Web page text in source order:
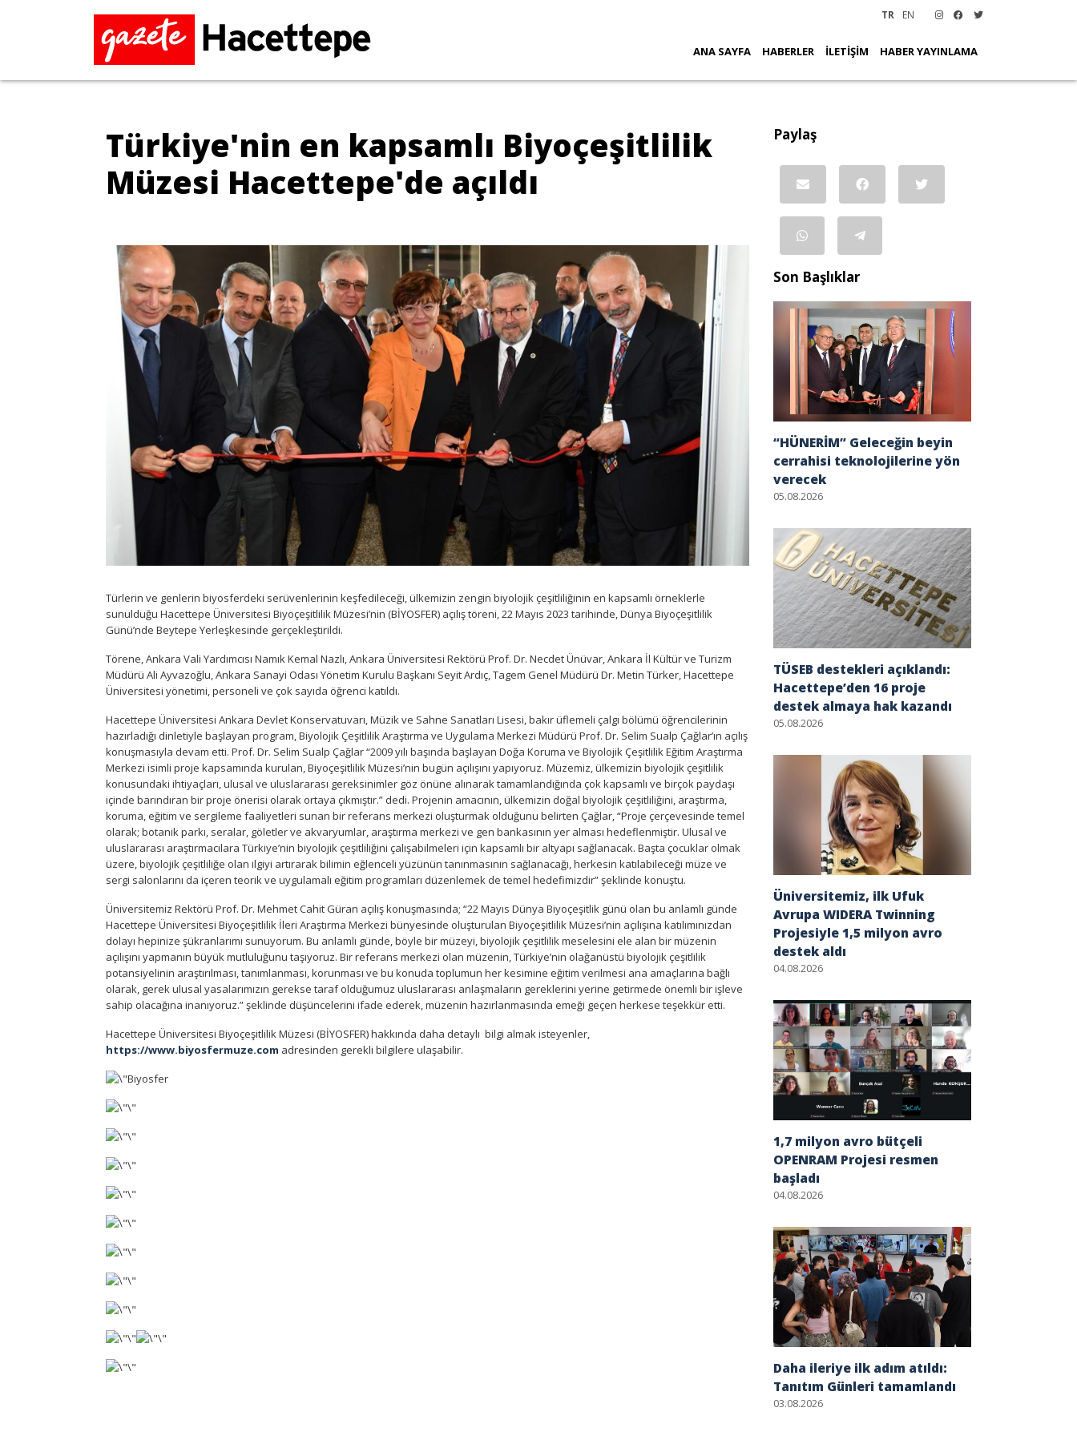
TR EN
ANA SAYFA HABERLER İLETİŞİM HABER YAYINLAMA
Türkiye'nin en kapsamlı Biyoçeşitlilik
Müzesi Hacettepe'de açıldı
Türlerin ve genlerin biyosferdeki serüvenlerinin keşfedileceği, ülkemizin zengin biyolojik çeşitliliğinin en kapsamlı örneklerle
sunulduğu Hacettepe Üniversitesi Biyoçeşitlilik Müzesi’nin (BİYOSFER) açılış töreni, 22 Mayıs 2023 tarihinde, Dünya Biyoçeşitlilik
Günü’nde Beytepe Yerleşkesinde gerçekleştirildi.
Törene, Ankara Vali Yardımcısı Namık Kemal Nazlı, Ankara Üniversitesi Rektörü Prof. Dr. Necdet Ünüvar, Ankara İl Kültür ve Turizm
Müdürü Ali Ayvazoğlu, Ankara Sanayi Odası Yönetim Kurulu Başkanı Seyit Ardıç, Tagem Genel Müdürü Dr. Metin Türker, Hacettepe
Üniversitesi yönetimi, personeli ve çok sayıda öğrenci katıldı.
Hacettepe Üniversitesi Ankara Devlet Konservatuvarı, Müzik ve Sahne Sanatları Lisesi, bakır üflemeli çalgı bölümü öğrencilerinin
hazırladığı dinletiyle başlayan program, Biyolojik Çeşitlilik Araştırma ve Uygulama Merkezi Müdürü Prof. Dr. Selim Sualp Çağlar’ın açılış
konuşmasıyla devam etti. Prof. Dr. Selim Sualp Çağlar “2009 yılı başında başlayan Doğa Koruma ve Biyolojik Çeşitlilik Eğitim Araştırma
Merkezi isimli proje kapsamında kurulan, Biyoçeşitlilik Müzesi’nin bugün açılışını yapıyoruz. Müzemiz, ülkemizin biyolojik çeşitlilik
konusundaki ihtiyaçları, ulusal ve uluslararası gereksinimler göz önüne alınarak tamamlandığında çok kapsamlı ve birçok paydaşı
içinde barındıran bir proje önerisi olarak ortaya çıkmıştır.” dedi. Projenin amacının, ülkemizin doğal biyolojik çeşitliliğini, araştırma,
koruma, eğitim ve sergileme faaliyetleri sunan bir referans merkezi oluşturmak olduğunu belirten Çağlar, “Proje çerçevesinde temel
olarak; botanik parkı, seralar, göletler ve akvaryumlar, araştırma merkezi ve gen bankasının yer alması hedeflenmiştir. Ulusal ve
uluslararası araştırmacılara Türkiye’nin biyolojik çeşitliliğini çalışabilmeleri için kapsamlı bir altyapı sağlanacak. Başta çocuklar olmak
üzere, biyolojik çeşitliliğe olan ilgiyi artırarak bilimin eğlenceli yüzünün tanınmasının sağlanacağı, herkesin katılabileceği müze ve
sergi salonlarını da içeren teorik ve uygulamalı eğitim programları düzenlemek de temel hedefimizdir” şeklinde konuştu.
Üniversitemiz Rektörü Prof. Dr. Mehmet Cahit Güran açılış konuşmasında; “22 Mayıs Dünya Biyoçeşitlik günü olan bu anlamlı günde
Hacettepe Üniversitesi Biyoçeşitlilik İleri Araştırma Merkezi bünyesinde oluşturulan Biyoçeşitlilik Müzesi’nin açılışına katılımınızdan
dolayı hepinize şükranlarımı sunuyorum. Bu anlamlı günde, böyle bir müzeyi, biyolojik çeşitlilik meselesini ele alan bir müzenin
açılışını yapmanın büyük mutluluğunu taşıyoruz. Bir referans merkezi olan müzenin, Türkiye’nin olağanüstü biyolojik çeşitlilik
potansiyelinin araştırılması, tanımlanması, korunması ve bu konuda toplumun her kesimine eğitim verilmesi ana amaçlarına bağlı
olarak, gerek ulusal yasalarımızın gerekse taraf olduğumuz uluslararası anlaşmaların gereklerini yerine getirmede önemli bir işleve
sahip olacağına inanıyoruz.” şeklinde düşüncelerini ifade ederek, müzenin hazırlanmasında emeği geçen herkese teşekkür etti.
Hacettepe Üniversitesi Biyoçeşitlilik Müzesi (BİYOSFER) hakkında daha detaylı bilgi almak isteyenler,
https://www.biyosfermuze.com adresinden gerekli bilgilere ulaşabilir.
Paylaş
Son Başlıklar
“HÜNERİM” Geleceğin beyin
cerrahisi teknolojilerine yön
verecek
05.08.2026
TÜSEB destekleri açıklandı:
Hacettepe’den 16 proje
destek almaya hak kazandı
05.08.2026
Üniversitemiz, ilk Ufuk
Avrupa WIDERA Twinning
Projesiyle 1,5 milyon avro
destek aldı
04.08.2026
1,7 milyon avro bütçeli
OPENRAM Projesi resmen
başladı
04.08.2026
Daha ileriye ilk adım atıldı:
Tanıtım Günleri tamamlandı
03.08.2026